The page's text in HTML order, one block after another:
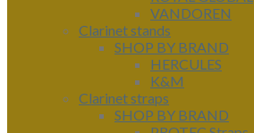
VANDOREN
Clarinet stands
SHOP BY BRAND
HERCULES
K&M
Clarinet straps
SHOP BY BRAND